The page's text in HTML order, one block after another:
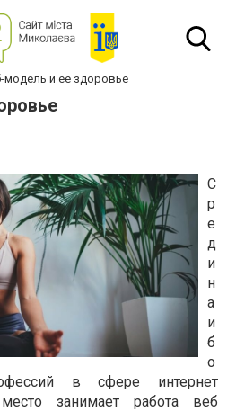
модель и ее здоровье
С
р
е
д
и
н
а
и
б
о
в сфере интернет
занимает работа веб